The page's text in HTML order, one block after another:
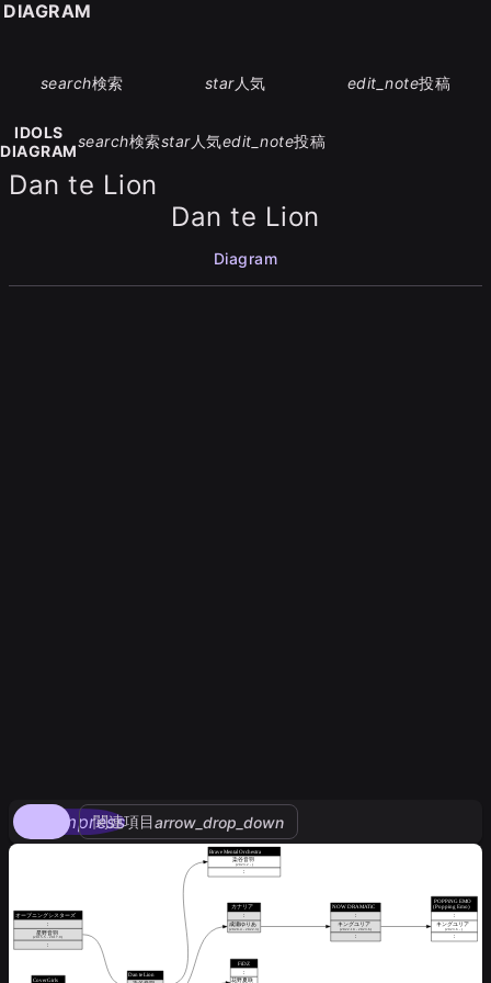
search検索 star人気 edit_note投稿
IDOLS
DIAGRAM
search検索star人気edit_note投稿
Dan te Lion
Dan te Lion
Diagram
compress
関連項目arrow_drop_down